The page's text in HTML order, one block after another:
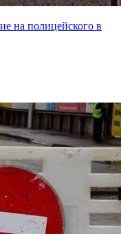
на полицейского в